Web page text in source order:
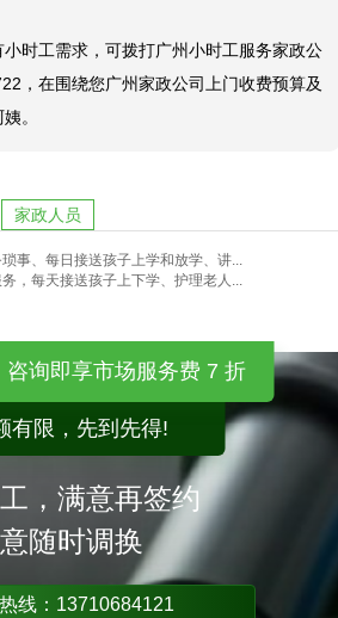
小时工需求，可拨打广州小时工服务家政公
，在围绕您广州家政公司上门收费预算及
。
家政人员
事、每日接送孩子上学和放学、讲...
，每天接送孩子上下学、护理老人...
咨询即享市场服务费 7 折
有限，先到先得!
，满意再签约
随时调换
线：13710684121